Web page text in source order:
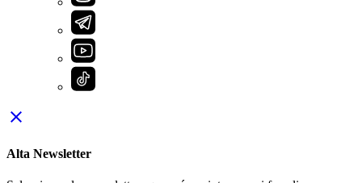
close
Alta Newsletter